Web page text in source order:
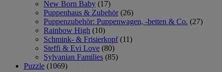
New Born Baby (17)
Puppenhaus & Zubehör (26)
Puppenzubehör: Puppenwagen, -betten & Co. (27)
Rainbow High (10)
Schmink- & Frisierkopf (11)
Steffi & Evi Love (80)
Sylvanian Families (85)
Puzzle (1069)